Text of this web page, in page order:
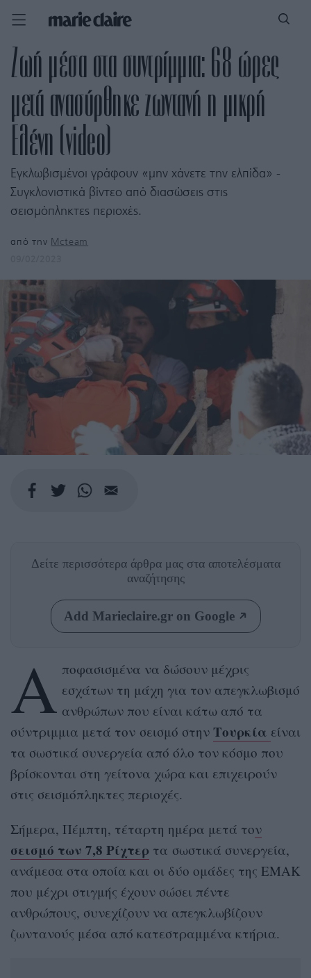
Ζωή μέσα στα συντρίμμια: 68 ώρες
μετά ανασύρθηκε ζωντανή η μικρή
Ελένη (video)
Εγκλωβισμένοι γράφουν «μην χάνετε την ελπίδα» -
Συγκλονιστικά βίντεο από διασώσεις στις
σεισμόπληκτες περιοχές.
από την Mcteam
Δείτε περισσότερα άρθρα μας στα αποτελέσματα
αναζήτησης
Add Marieclaire.gr on Google
Α ποφασισμένα να δώσουν μέχρις
εσχάτων τη μάχη για τον απεγκλωβισμό
ανθρώπων που είναι κάτω από τα
σύντριμμια μετά τον σεισμό στην Τουρκία είναι
τα σωστικά συνεργεία από όλο τον κόσμο που
βρίσκονται στη γείτονα χώρα και επιχειρούν
στις σεισμόπληκτες περιοχές.
Σήμερα, Πέμπτη, τέταρτη ημέρα μετά τον
σεισμό των 7,8 Ρίχτερ τα σωστικά συνεργεία,
ανάμεσα στα οποία και οι δύο ομάδες της ΕΜΑΚ
που μέχρι στιγμής έχουν σώσει πέντε
ανθρώπους, συνεχίζουν να απεγκλωβίζουν
ζωντανούς μέσα από κατεστραμμένα κτήρια.